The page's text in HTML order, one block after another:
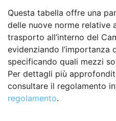
Questa tabella offre una
delle nuove norme relative
trasporto all’interno del
evidenziando l’importanza
specificando quali mezzi
Per dettagli più
consultare il regolamento
regolamento.